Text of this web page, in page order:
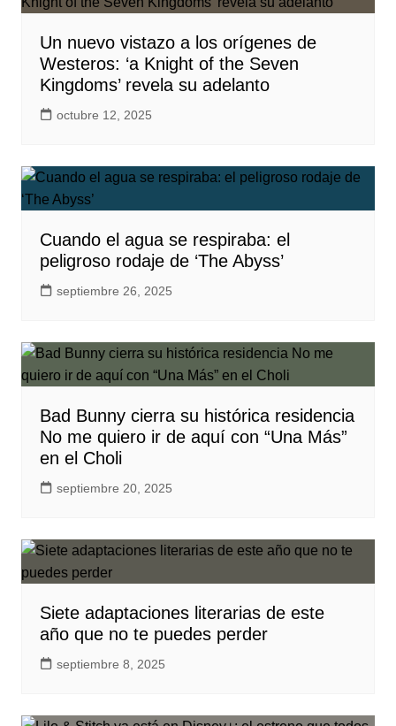
Un nuevo vistazo a los orígenes de
Westeros: ‘a Knight of the Seven
Kingdoms’ revela su adelanto
octubre 12, 2025
Cuando el agua se respiraba: el
peligroso rodaje de ‘The Abyss’
septiembre 26, 2025
Bad Bunny cierra su histórica residencia
No me quiero ir de aquí con “Una Más”
en el Choli
septiembre 20, 2025
Siete adaptaciones literarias de este
año que no te puedes perder
septiembre 8, 2025